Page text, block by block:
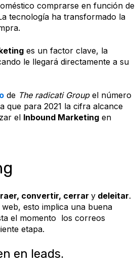
comprarse en función de
tecnología ha transformado la
es un factor clave, la
le llegará directamente a su
de The radicati Groupel número
que para 2021 la cifra alcance
el Inbound Marketing en
convertir, cerrar y deleitar.
esto implica una buena
el momento los correos
etapa.
en leads.